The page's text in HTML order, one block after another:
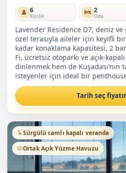
6
Kişilik
2
Oda
Lavender Residence D7, deniz ve
özel terasıyla aileler için keyifli
kadar konaklama kapasitesi, 2
Fi, ücretsiz otoparkı ve açık-
dinlenmek hem de Kuşadası’nın
isteyenler için ideal bir
Tarih seç
Sürgülü camlı kapalı veranda
Ortak Açık Yüzme Havuzu